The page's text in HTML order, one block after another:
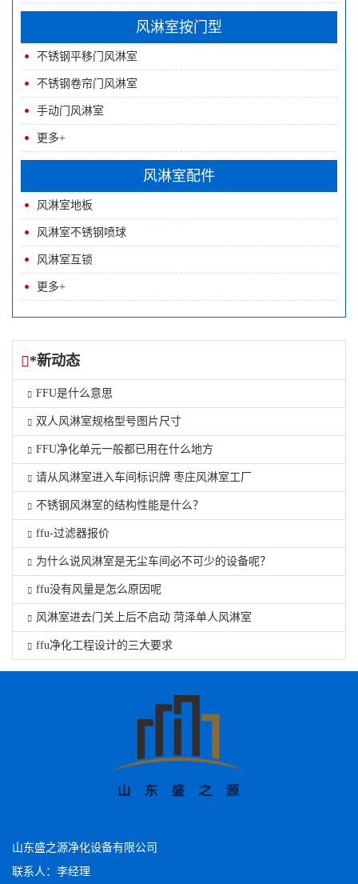
风淋室按门型
不锈钢平移门风淋室
不锈钢卷帘门风淋室
手动门风淋室
更多+
风淋室配件
风淋室地板
风淋室不锈钢喷球
风淋室互锁
更多+
*新动态
FFU是什么意思
双人风淋室规格型号图片尺寸
FFU净化单元一般都已用在什么地方
请从风淋室进入车间标识牌 枣庄风淋室工厂
不锈钢风淋室的结构性能是什么？
ffu-过滤器报价
为什么说风淋室是无尘车间必不可少的设备呢？
ffu没有风量是怎么原因呢
风淋室进去门关上后不启动 菏泽单人风淋室
ffu净化工程设计的三大要求
山东盛之源净化设备有限公司
联系人：李经理